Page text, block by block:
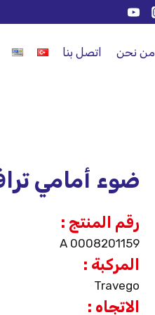
من نحن اتصل بنا
ضوء أمامي
رقم المنتج :
A 0008201159
المركبة :
Travego
الاتجاه :